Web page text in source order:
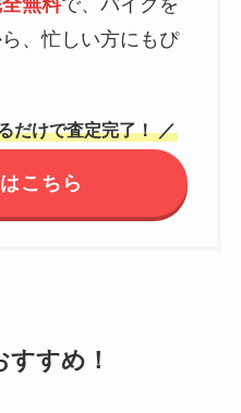
無料で、バイクを
、忙しい方にもぴ
だけで査定完了！ ／
こちら
すめ！